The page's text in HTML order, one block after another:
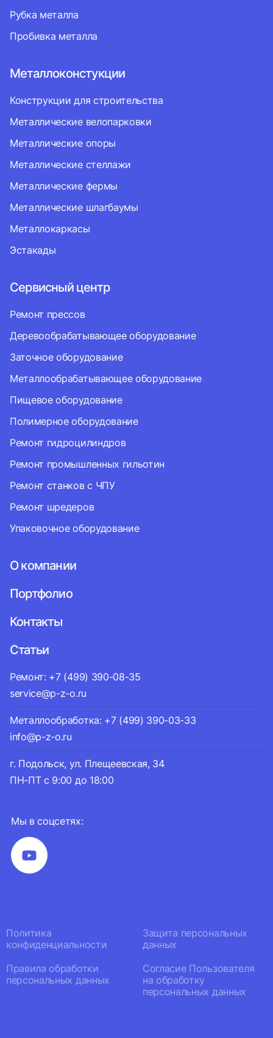
Мы в соцсетях:
Рубка металла
Пробивка металла
Металлоконстукции
Конструкции для строительства
Металлические велопарковки
Металлические опоры
Металлические стеллажи
Металлические фермы
Металлические шлагбаумы
Металлокаркасы
Эстакады
Сервисный центр
Ремонт прессов
Деревообрабатывающее оборудование
Заточное оборудование
Металлообрабатывающее оборудование
Пищевое оборудование
Полимерное оборудование
Ремонт гидроцилиндров
Ремонт промышленных гильотин
Ремонт станков с ЧПУ
Ремонт шредеров
Упаковочное оборудование
О компании
Портфолио
Контакты
Статьи
Ремонт: +7 (499) 390-08-35
service@p-z-o.ru
Металлообработка: +7 (499) 390-03-33
info@p-z-o.ru
г. Подольск, ул. Плещеевская, 34
ПН-ПТ с 9:00 до 18:00
Политика
конфиденциальности
Защита персональных
данных
Правила обработки
персональных данных
Согласие Пользователя
на обработку
персональных данных